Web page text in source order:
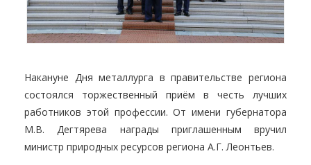
Накануне Дня металлурга в правительстве региона
состоялся торжественный приём в честь лучших
работников этой профессии. От имени губернатора
М.В. Дегтярева награды приглашенным вручил
министр природных ресурсов региона А.Г. Леонтьев.